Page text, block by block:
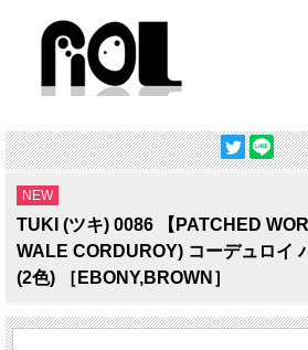
NEW
TUKI (ツキ) 0086 【PATCHED
WALE CORDUROY) コーデュロイ
(2色) ［EBONY,BROWN］